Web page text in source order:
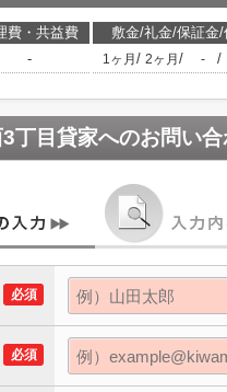
費・共益費 敷金/礼金/保証金/
- 1ヶ月 / 2ヶ月 / - /
丁目貸家へのお問い
必須
必須